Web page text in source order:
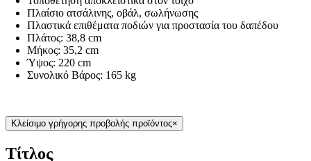
Πλαίσιο ατσάλινης, οβάλ, σωλήνωσης
Πλαστικά επιθέματα ποδιών για προστασία του δαπέδου
Πλάτος: 38,8 cm
Μήκος: 35,2 cm
Ύψος: 220 cm
Συνολικό Βάρος: 165 kg
Κλείσιμο γρήγορης προβολής προϊόντος×
Τίτλος